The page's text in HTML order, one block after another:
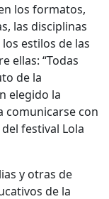
los formatos,
las disciplinas
estilos de las
ellas: “Todas
de la
elegido la
comunicarse con
festival Lola
y otras de
de la